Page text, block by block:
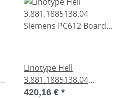
Linotype Hell
3.881.1885138.04
Siemens PC612 Board
420,16 € *